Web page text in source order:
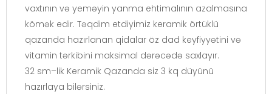
vaxtının və yeməyin yanma ehtimalının azalmasına
kömək edir. Təqdim etdiyimiz keramik örtüklü
qazanda hazırlanan qidalar öz dad keyfiyyətini və
vitamin tərkibini maksimal dərəcədə saxlayır.
32 sm–lik Keramik Qazanda siz 3 kq düyünü
hazırlaya bilərsiniz.